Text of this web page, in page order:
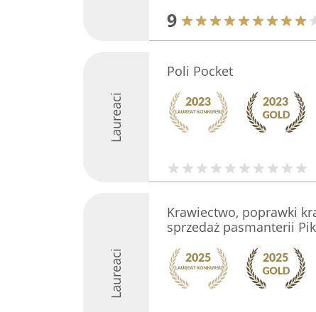
9
Laureaci
Poli Pocket
Laureaci
Krawiectwo, poprawki
sprzedaż pasmanterii